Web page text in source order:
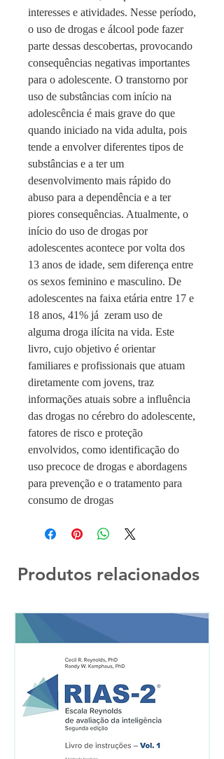
interesses e atividades. Nesse período,
o uso de drogas e álcool pode fazer
parte dessas descobertas, provocando
consequências negativas importantes
para o adolescente. O transtorno por
uso de substâncias com início na
adolescência é mais grave do que
quando iniciado na vida adulta, pois
tende a envolver diferentes tipos de
substâncias e a ter um
desenvolvimento mais rápido do
abuso para a dependência e a ter
piores consequências. Atualmente, o
início do uso de drogas por
adolescentes acontece por volta dos
13 anos de idade, sem diferença entre
os sexos feminino e masculino. De
adolescentes na faixa etária entre 17 e
18 anos, 41% já ­ zeram uso de
alguma droga ilícita na vida. Este
livro, cujo objetivo é orientar
familiares e pro­fissionais que atuam
diretamente com jovens, traz
informações atuais sobre a influência
das drogas no cérebro do adolescente,
fatores de risco e proteção
envolvidos, como identi­ficação do
uso precoce de drogas e abordagens
para prevenção e o tratamento para
consumo de drogas
Produtos relacionados